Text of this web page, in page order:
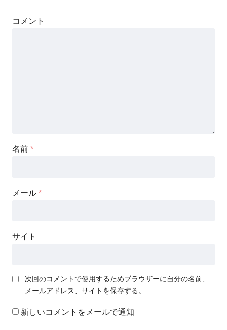
コメント
名前 *
メール *
サイト
次回のコメントで使用するためブラウザーに自分の名前、
メールアドレス、サイトを保存する。
新しいコメントをメールで通知